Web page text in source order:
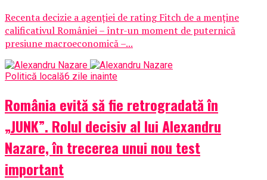
Recenta decizie a agenției de rating Fitch de a menține
calificativul României – într-un moment de puternică
presiune macroeconomică –...
Politică locală6 zile inainte
România evită să fie retrogradată în
„JUNK”. Rolul decisiv al lui Alexandru
Nazare, în trecerea unui nou test
important